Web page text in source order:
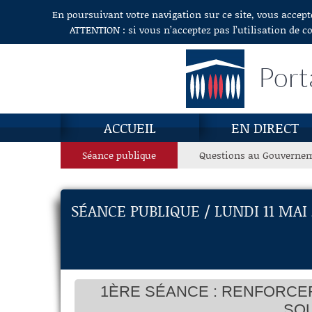
Aller au contenuEn poursuivant votre navigation sur ce site, vous
ATTENTION : si vous n’acceptez pas l’utilisation
ACCUEIL EN DIRECT
Séance publique Questions au
SÉANCE PUBLIQUE / LUNDI 11
1ÈRE SÉANCE :